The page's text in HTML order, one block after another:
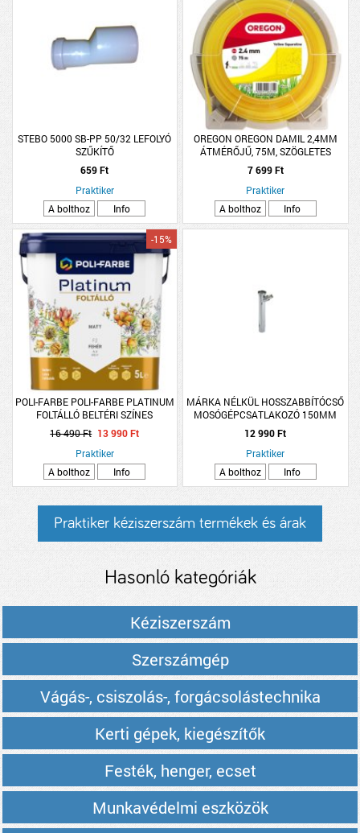
STEBO 5000 SB-PP 50/32 LEFOLYÓ
SZŰKÍTŐ
659 Ft
Praktiker
A bolthoz
Info
OREGON OREGON DAMIL 2,4MM
ÁTMÉRŐJŰ, 75M, SZÖGLETES
PROFILÚ, SÁRGA, FŰKASZÁHOZ
7 699 Ft
Praktiker
A bolthoz
Info
POLI-FARBE POLI-FARBE PLATINUM
FOLTÁLLÓ BELTÉRI SZÍNES
FALFESTÉK 5L F2 FEHÉR
-15%
16 490 Ft 13 990 Ft
Praktiker
A bolthoz
Info
MÁRKA NÉLKÜL HOSSZABBÍTÓCSŐ
MOSÓGÉPCSATLAKOZÓ 150MM
12 990 Ft
Praktiker
A bolthoz
Info
Praktiker kéziszerszám termékek és árak
Hasonló kategóriák
Kéziszerszám
Szerszámgép
Vágás-, csiszolás-, forgácsolástechnika
Kerti gépek, kiegészítők
Festék, henger, ecset
Munkavédelmi eszközök